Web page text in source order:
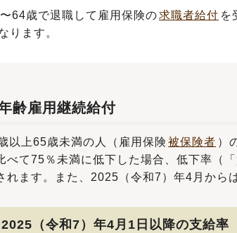
64歳で退職して雇用保険の求職者給付 を
ります。
齢雇用継続給付
以上65歳未満の人（雇用保険 被保険者 ）
べて75％未満に低下した場合、低下率（
れます。また、2025（令和7）年4月から
（令和7）年4月1日以降の支給率